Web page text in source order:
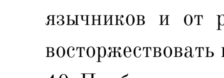
язычников и от